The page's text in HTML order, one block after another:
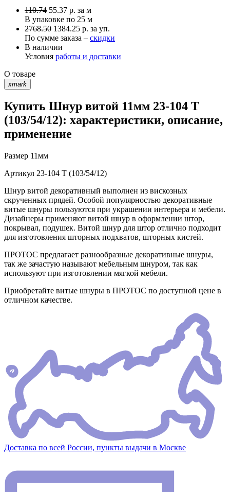
110.74 55.37 р. за м
В упаковке по 25 м
2768.50 1384.25 р. за уп.
По сумме заказа – скидки
В наличии
Условия работы и доставки
О товаре
xmark
Купить Шнур витой 11мм 23-104 T
(103/54/12): характеристики, описание,
применение
Размер 11мм
Артикул 23-104 T (103/54/12)
Шнур витой декоративный выполнен из вискозных
скрученных прядей. Особой популярностью декоративные
витые шнуры пользуются при украшении интерьера и мебели.
Дизайнеры применяют витой шнур в оформлении штор,
покрывал, подушек. Витой шнур для штор отлично подходит
для изготовления шторных подхватов, шторных кистей.
ПРОТОС предлагает разнообразные декоративные шнуры,
так же зачастую называют мебельным шнуром, так как
используют при изготовлении мягкой мебели.
Приобретайте витые шнуры в ПРОТОС по доступной цене в
отличном качестве.
Доставка по всей России, пункты выдачи в Москве